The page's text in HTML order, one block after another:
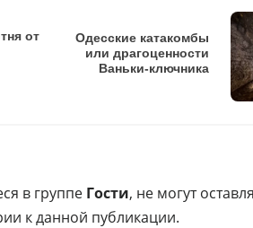
от
Одесские катакомбы
или драгоценности
Ваньки-ключника
в группе Гости, не могут
к данной публикации.